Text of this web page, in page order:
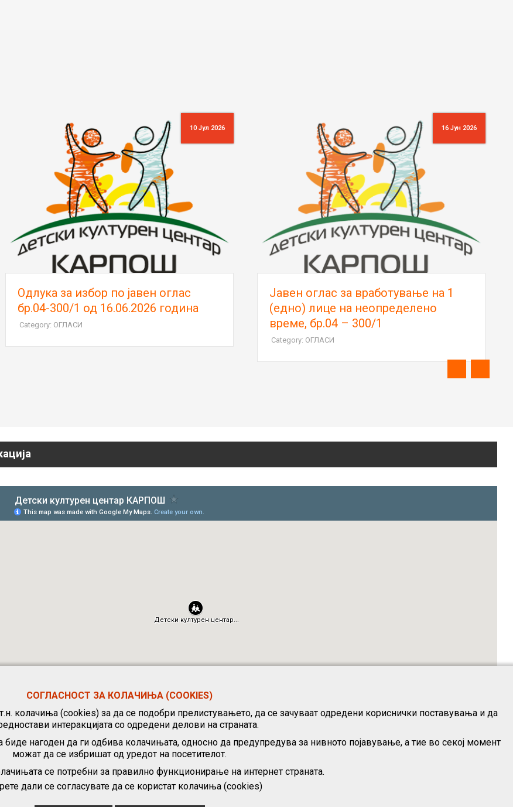
10 Јул 2026
Oдлука за избор по јавен оглас
бр.04-300/1 од 16.06.2026 година
Category: ОГЛАСИ
16 Јун 2026
Јавен оглас за вработување на 1
(едно) лице на неопределено
време, бр.04 – 300/1
Category: ОГЛАСИ
СОГЛАСНОСТ ЗА КОЛАЧИЊА (COOKIES)
колачиња (cookies) за да се подобри прелистувањето, да се зачуваат одредени кориснички поставувања и да
интеракцијата со одредени делови на страната.
нагоден да ги одбива колачињата, односно да предупредува за нивното појавување, а тие во секој момент
можат да се избришат од уредот на посетителот.
се потребни за правилно функционирање на интернет страната.
дали се согласувате да се користат колачиња (cookies)